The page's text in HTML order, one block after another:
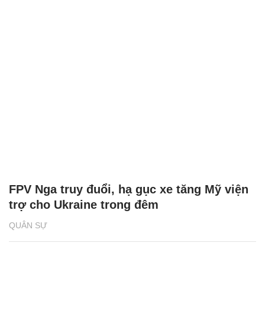
QUÂN SỰ
FPV Nga truy đuổi, hạ gục xe tăng Mỹ viện
trợ cho Ukraine trong đêm